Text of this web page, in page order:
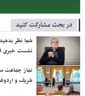
در بحث مشارکت کنید
شما نظر
نشست خبری
نماز جماعت
شریف و